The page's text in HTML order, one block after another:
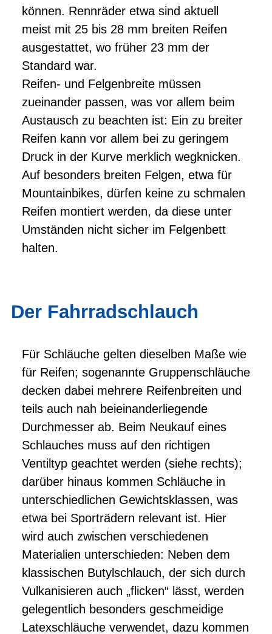
können. Rennräder etwa sind aktuell
meist mit 25 bis 28 mm breiten Reifen
ausgestattet, wo früher 23 mm der
Standard war.
Reifen- und Felgenbreite müssen
zueinander passen, was vor allem beim
Austausch zu beachten ist: Ein zu breiter
Reifen kann vor allem bei zu geringem
Druck in der Kurve merklich wegknicken.
Auf besonders breiten Felgen, etwa für
Mountainbikes, dürfen keine zu schmalen
Reifen montiert werden, da diese unter
Umständen nicht sicher im Felgenbett
halten.
Der Fahrradschlauch
Für Schläuche gelten dieselben Maße wie
für Reifen; sogenannte Gruppenschläuche
decken dabei mehrere Reifenbreiten und
teils auch nah beieinanderliegende
Durchmesser ab. Beim Neukauf eines
Schlauches muss auf den richtigen
Ventiltyp geachtet werden (siehe rechts);
darüber hinaus kommen Schläuche in
unterschiedlichen Gewichtsklassen, was
etwa bei Sporträdern relevant ist. Hier
wird auch zwischen verschiedenen
Materialien unterschieden: Neben dem
klassischen Butylschlauch, der sich durch
Vulkanisieren auch „flicken“ lässt, werden
gelegentlich besonders geschmeidige
Latexschläuche verwendet, dazu kommen